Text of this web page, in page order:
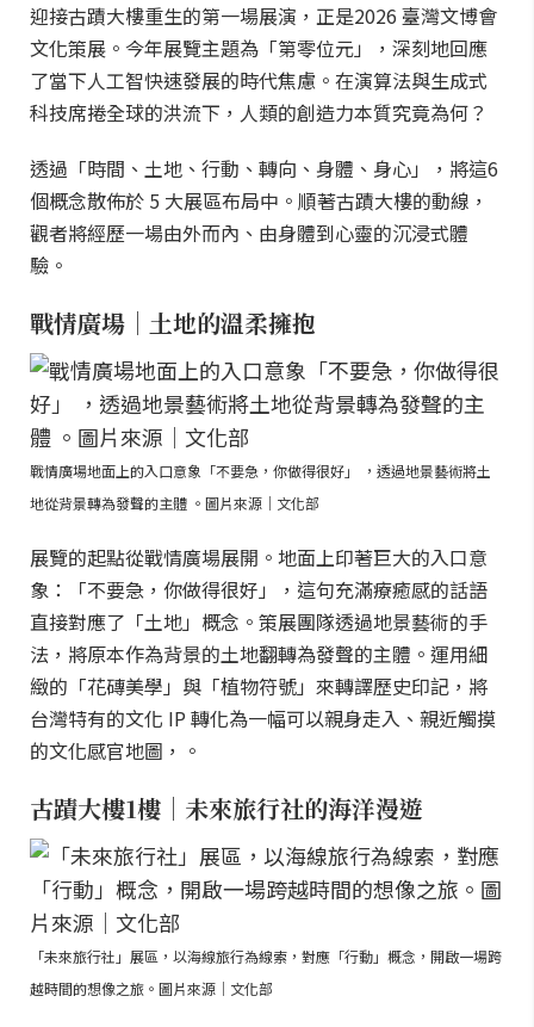
迎接古蹟大樓重生的第一場展演，正是2026 臺灣文博會
文化策展。今年展覽主題為「第零位元」，深刻地回應
了當下人工智快速發展的時代焦慮。在演算法與生成式
科技席捲全球的洪流下，人類的創造力本質究竟為何？
透過「時間、土地、行動、轉向、身體、身心」，將這6
個概念散佈於 5 大展區布局中。順著古蹟大樓的動線，
觀者將經歷一場由外而內、由身體到心靈的沉浸式體
驗。
戰情廣場｜土地的溫柔擁抱
戰情廣場地面上的入口意象「不要急，你做得很好」 ，透過地景藝術將土
地從背景轉為發聲的主體 。圖片來源｜文化部
展覽的起點從戰情廣場展開。地面上印著巨大的入口意
象：「不要急，你做得很好」，這句充滿療癒感的話語
直接對應了「土地」概念。策展團隊透過地景藝術的手
法，將原本作為背景的土地翻轉為發聲的主體。運用細
緻的「花磚美學」與「植物符號」來轉譯歷史印記，將
台灣特有的文化 IP 轉化為一幅可以親身走入、親近觸摸
的文化感官地圖，。
古蹟大樓1樓｜未來旅行社的海洋漫遊
「未來旅行社」展區，以海線旅行為線索，對應「行動」概念，開啟一場跨
越時間的想像之旅。圖片來源｜文化部